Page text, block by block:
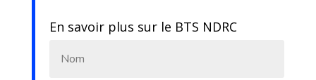
En savoir plus sur le BTS NDRC